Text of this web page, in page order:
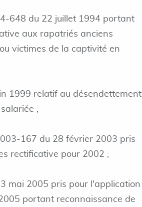
648 du 22 juillet 1994 portant
aux rapatriés anciens
victimes de la captivité en
1999 relatif au désendettement
;
167 du 28 février 2003 pris
rectificative pour 2002 ;
mai 2005 pris pour l'application
portant reconnaissance de